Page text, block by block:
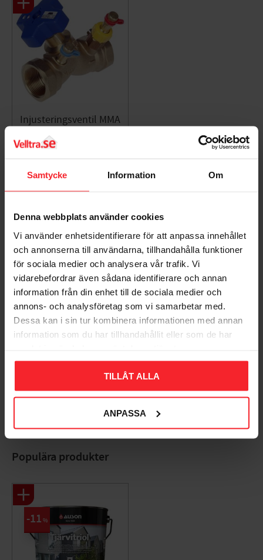
Samtycke Information Om
Denna webbplats använder cookies
Vi använder enhetsidentifierare för att anpassa innehållet
och annonserna till användarna, tillhandahålla funktioner
för sociala medier och analysera vår trafik. Vi
vidarebefordrar även sådana identifierare och annan
information från din enhet till de sociala medier och
annons- och analysföretag som vi samarbetar med.
Dessa kan i sin tur kombinera informationen med annan
information som du har tillhandahållit eller som de har
TILLÅT ALLA
ANPASSA
Bedømmelser
Bliv den første, der giver en bedømmelse.
Injusteringsventil MMA
STVM G32 m
Avtappning - 4892552
1.960
Populära produkter
11 %